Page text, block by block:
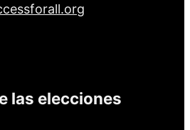
las elecciones